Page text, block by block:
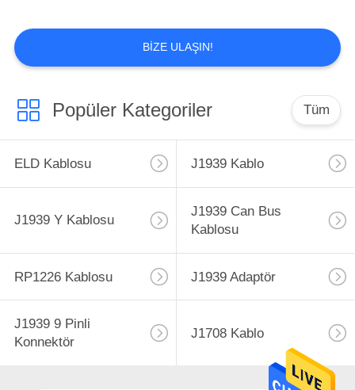
test için tam bir ekipmana sahiptir.Kablo
kapsamlı test makineleriJ1939 Deutsch 9
pininin plastik kalıplarını yaptık.OBD2 ...
BIZE ULAŞIN!
Popüler Kategoriler Tüm
ELD Kablosu J1939 Kablo
J1939 Y Kablosu
J1939 Can Bus
Kablosu
RP1226 Kablosu J1939 Adaptör
J1939 9 Pinli
Konnektör
J1708 Kablo